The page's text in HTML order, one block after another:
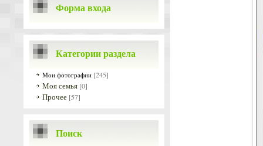
Форма входа
Категории раздела
Мои фотографии [245]
Моя семья [0]
Прочее [57]
Поиск